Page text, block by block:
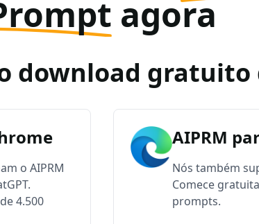
agora
download gratuito
o AIPRM
4.500
AIPRM
Nós também
Comece
prompts.